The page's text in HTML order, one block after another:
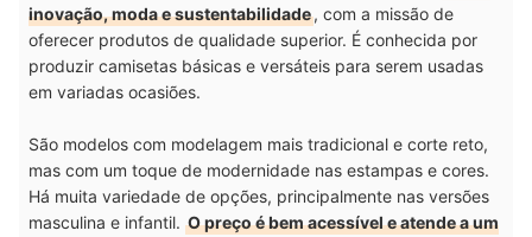
inovação, moda e sustentabilidade, com a missão de
oferecer produtos de qualidade superior. É conhecida por
produzir camisetas básicas e versáteis para serem usadas
em variadas ocasiões.
São modelos com modelagem mais tradicional e corte reto,
mas com um toque de modernidade nas estampas e cores.
Há muita variedade de opções, principalmente nas versões
masculina e infantil. O preço é bem acessível e atende a um